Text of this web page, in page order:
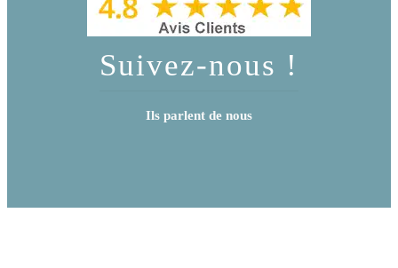
Suivez-nous !
Ils parlent de nous